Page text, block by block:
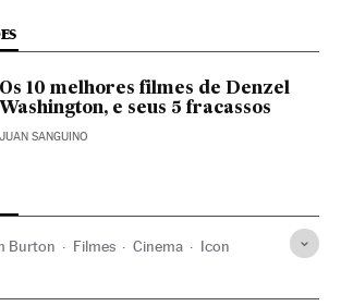
Os 10 melhores filmes de Denzel
Washington, e seus 5 fracassos
JUAN SANGUINO
Burton Filmes Cinema Icon